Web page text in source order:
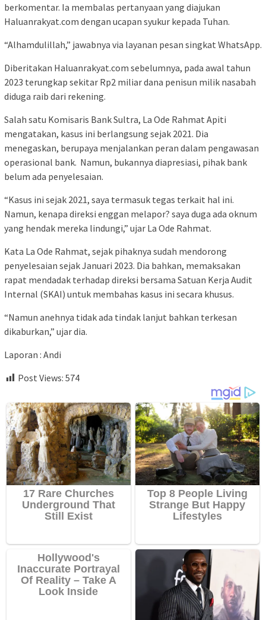
berkomentar. Ia membalas pertanyaan yang diajukan
Haluanrakyat.com dengan ucapan syukur kepada Tuhan.
“Alhamdulillah,” jawabnya via layanan pesan singkat WhatsApp.
Diberitakan Haluanrakyat.com sebelumnya, pada awal tahun
2023 terungkap sekitar Rp2 miliar dana penisun milik nasabah
diduga raib dari rekening.
Salah satu Komisaris Bank Sultra, La Ode Rahmat Apiti
mengatakan, kasus ini berlangsung sejak 2021. Dia
menegaskan, berupaya menjalankan peran dalam pengawasan
operasional bank. Namun, bukannya diapresiasi, pihak bank
belum ada penyelesaian.
“Kasus ini sejak 2021, saya termasuk tegas terkait hal ini.
Namun, kenapa direksi enggan melapor? saya duga ada oknum
yang hendak mereka lindungi,” ujar La Ode Rahmat.
Kata La Ode Rahmat, sejak pihaknya sudah mendorong
penyelesaian sejak Januari 2023. Dia bahkan, memaksakan
rapat mendadak terhadap direksi bersama Satuan Kerja Audit
Internal (SKAI) untuk membahas kasus ini secara khusus.
“Namun anehnya tidak ada tindak lanjut bahkan terkesan
dikaburkan,” ujar dia.
Laporan : Andi
Post Views: 574